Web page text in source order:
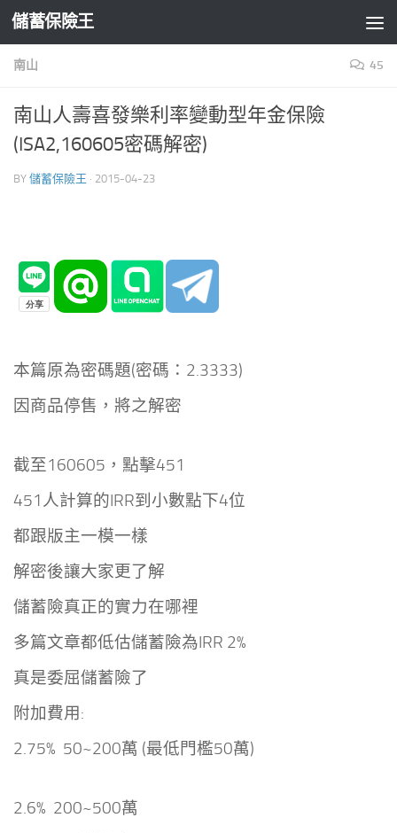
Skip to content
儲蓄保險王
南山 45
南山人壽喜發樂利率變動型年金保險
(ISA2,160605密碼解密)
BY 儲蓄保險王 · 2015-04-23
本篇原為密碼題(密碼：2.3333)
因商品停售，將之解密
截至160605， 點擊451
451人計算的IRR到小數點下4位
都跟版主一模一樣
解密後讓大家更了解
儲蓄險真正的實力在哪裡
多篇文章都低估儲蓄險為IRR 2%
真是委屈儲蓄險了
附加費用:
2.75% 50~200萬 (最低門檻50萬)
2.6% 200~500萬